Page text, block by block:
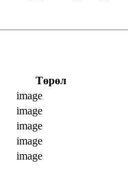
Төрөл
image
image
image
image
image